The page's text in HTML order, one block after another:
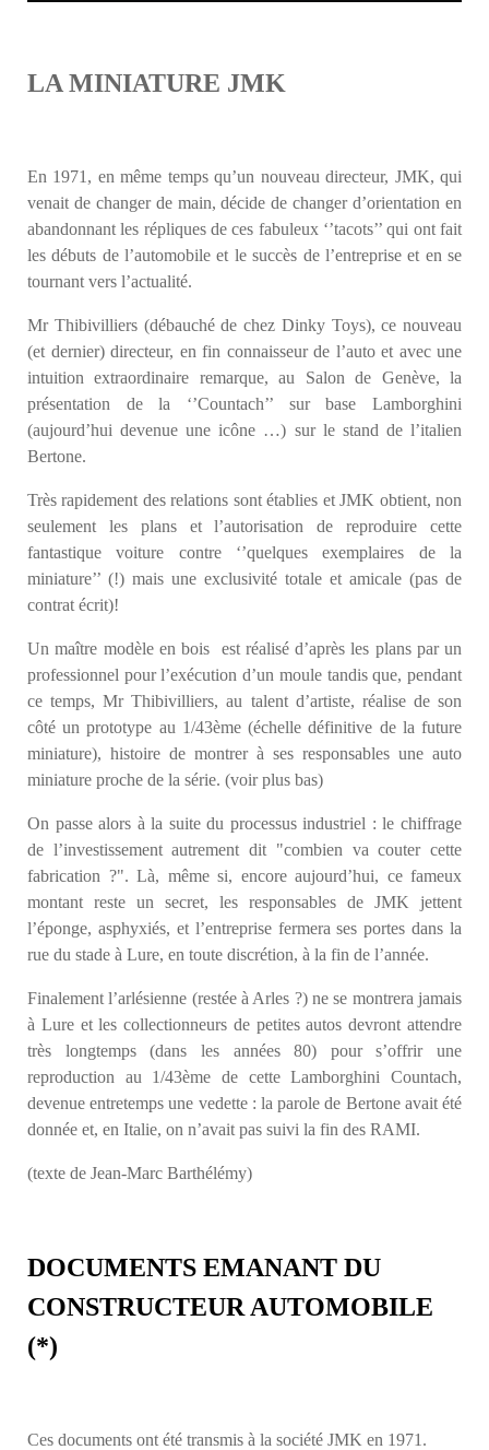
LA MINIATURE JMK
En 1971, en même temps qu’un nouveau directeur, JMK, qui
venait de changer de main, décide de changer d’orientation en
abandonnant les répliques de ces fabuleux ‘’tacots’’ qui ont fait
les débuts de l’automobile et le succès de l’entreprise et en se
tournant vers l’actualité.
Mr Thibivilliers (débauché de chez Dinky Toys), ce nouveau
(et dernier) directeur, en fin connaisseur de l’auto et avec une
intuition extraordinaire remarque, au Salon de Genève, la
présentation de la ‘’Countach’’ sur base Lamborghini
(aujourd’hui devenue une icône …) sur le stand de l’italien
Bertone.
Très rapidement des relations sont établies et JMK obtient, non
seulement les plans et l’autorisation de reproduire cette
fantastique voiture contre ‘’quelques exemplaires de la
miniature’’ (!) mais une exclusivité totale et amicale (pas de
contrat écrit)!
Un maître modèle en bois est réalisé d’après les plans par un
professionnel pour l’exécution d’un moule tandis que, pendant
ce temps, Mr Thibivilliers, au talent d’artiste, réalise de son
côté un prototype au 1/43ème (échelle définitive de la future
miniature), histoire de montrer à ses responsables une auto
miniature proche de la série. (voir plus bas)
On passe alors à la suite du processus industriel : le chiffrage
de l’investissement autrement dit "combien va couter cette
fabrication ?". Là, même si, encore aujourd’hui, ce fameux
montant reste un secret, les responsables de JMK jettent
l’éponge, asphyxiés, et l’entreprise fermera ses portes dans la
rue du stade à Lure, en toute discrétion, à la fin de l’année.
Finalement l’arlésienne (restée à Arles ?) ne se montrera jamais
à Lure et les collectionneurs de petites autos devront attendre
très longtemps (dans les années 80) pour s’offrir une
reproduction au 1/43ème de cette Lamborghini Countach,
devenue entretemps une vedette : la parole de Bertone avait été
donnée et, en Italie, on n’avait pas suivi la fin des RAMI.
(texte de Jean-Marc Barthélémy)
DOCUMENTS EMANANT DU
CONSTRUCTEUR AUTOMOBILE
(*)
Ces documents ont été transmis à la société JMK en 1971.